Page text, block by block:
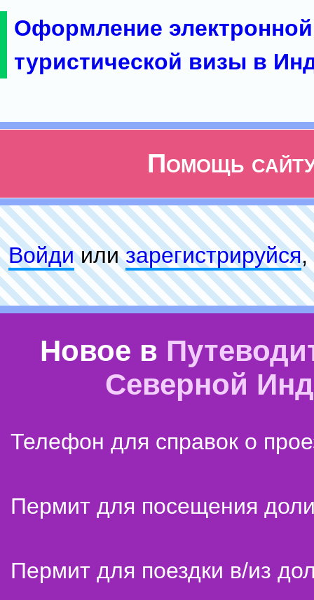
Оформление электронной
туристической визы в
Помощь
Войдиилизарeгиcтpируйся,
Новое в
Северной
Телефон для справок о
Пермит для посещения
Пермит для поездки в/из